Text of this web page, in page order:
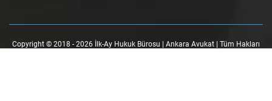
Copyright © 2018 - 2026 İlk-Ay Hukuk Bürosu | Ankara Avukat | Tüm Hakları